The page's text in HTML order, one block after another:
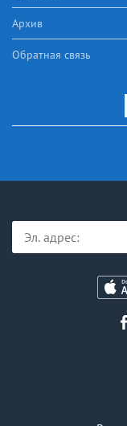
Архив
Обратная связь